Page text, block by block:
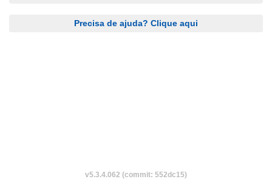
Precisa de ajuda? Clique aqui
v5.3.4.062 (commit: 552dc15)